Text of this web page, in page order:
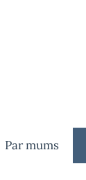
Par mums